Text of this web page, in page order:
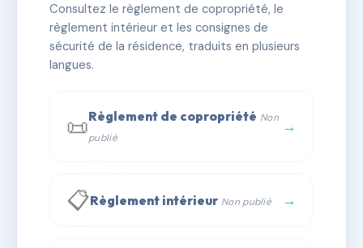
✓ Immatriculée 🏠 40 lots 🏗 1 bâtiment(s)
📞 Contacter Syndic Digital
Consultez le règlement de copropriété, le
règlement intérieur et les consignes de
sécurité de la résidence, traduits en plusieurs
langues.
📜Règlement de copropriété Non
publié
→
📋Règlement intérieur Non publié →